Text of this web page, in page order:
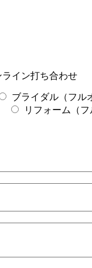
ライン打ち合わせ
ブライダル（フル
リフォーム（